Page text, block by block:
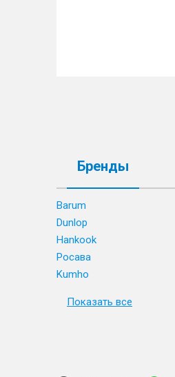
Бренды
Barum
Dunlop
Hankook
Росава
Kumho
Показать все